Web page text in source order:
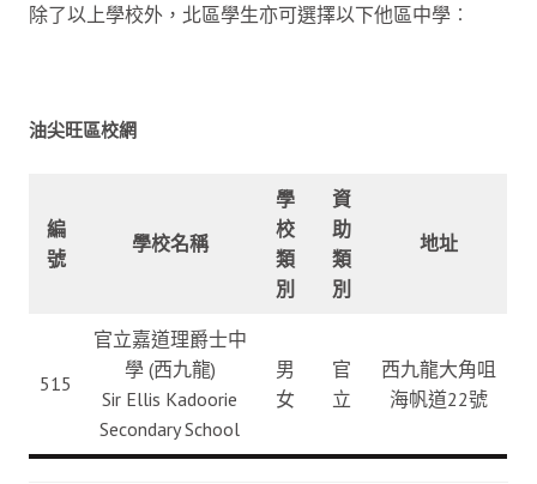
除了以上學校外，北區學生亦可選擇以下他區中學︰
油尖旺區校網
編
號
學校名稱
學
校
類
別
資
助
類
別
地址
515
官立嘉道理爵士中
學 (西九龍)
Sir Ellis Kadoorie
Secondary School
男
女
官
立
西九龍大角咀
海帆道22號